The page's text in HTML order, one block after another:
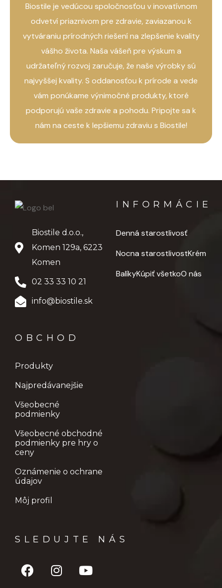
74 % väčšia elasticita
(CeramosidesTM)
Redukcia vrásokaž do 24,3 %(Siliphos®)
✔️ Až do33% zvýšená aktivita látok proti
starnutiu(TIMP-1), ktoré spomaľujú rozklad
kolagénu a iných štruktúrnych proteínov v pokožke
✔️ Až do 50 %lepšia hydratácia– pre napnutejší
✔️ Až do82,3% znížená aktivita
zodpovedného zarozklad elastínu
a pružnejšiu pokožku (CeramosidesTM)
✔️ Zníženézačervenanie, rovnomernejší tón pleti,
zmenšené póry
Biostile je vedúcou spoločnosťou v inovatívnom
odvetví priaznivom pre zdravie, zaviazanou k
vytváraniu prírodných riešení na zlepšenie kvality
vášho života. Naša vášeň pre výskum a
udržateľný rozvoj zaručuje, že naše výrobky sú
najvyššej kvality. S oddanosťou k prírode a vede
vám ponúkame výnimočné produkty, ktoré
podporujú vaše zdravie a pohodu. Pripojte sa k
nám na ceste k lepšiemu zdraviu s Biostile!
Biostile d.o.o.,
Komen 129a, 6223
Komen
02 33 33 10 21
info@biostile.sk
INFORMÁCIE
Denná starostlivosť
Nocna starostlivostKrém
BalíkyKúpiť všetkoO nás
OBCHOD
Produkty
Najpredávanejšie
Všeobecné
podmienky
Všeobecné obchodné
podmienky pre hry o
ceny
Oznámenie o ochrane
údajov
Môj profil
SLEDUJTE NÁS